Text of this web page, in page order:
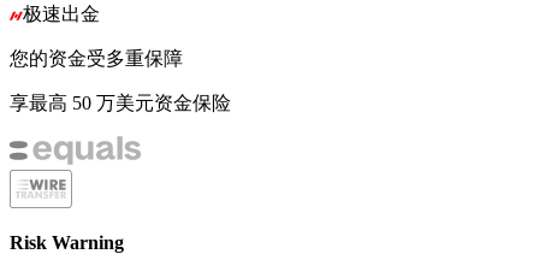
极速出金
您的资金受多重保障
享最高 50 万美元资金保险
Risk Warning